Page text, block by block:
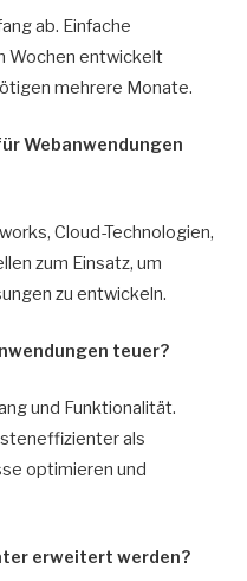
ab. Einfache
Wochen entwickelt
mehrere Monate.
Webanwendungen
Cloud-Technologien,
zum Einsatz, um
zu entwickeln.
teuer?
und Funktionalität.
als
optimieren und
erweitert werden?